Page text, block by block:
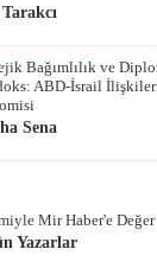
Bağımlılık ve
ABD-İsrail
Sena
Mir Haber'e
Yazarlar